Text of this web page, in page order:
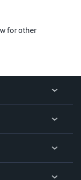
for other